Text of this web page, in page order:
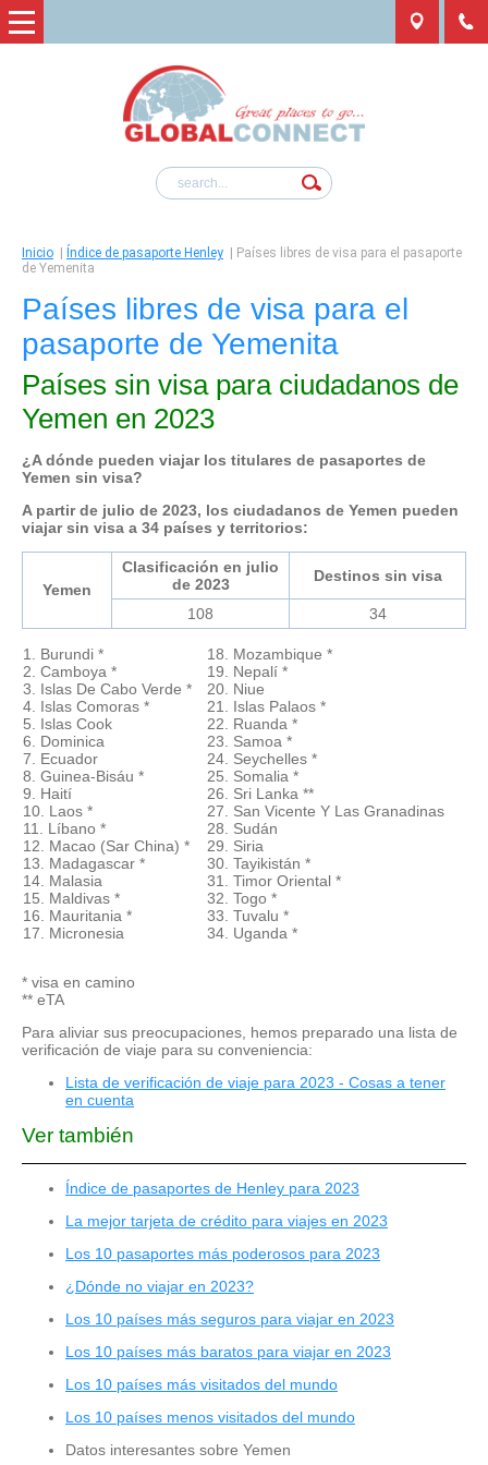
Inicio Índice de pasaporte Henley
Países libres de visa para el pasaporte
de Yemenita
Países libres de visa para el
pasaporte de Yemenita
Países sin visa para ciudadanos de
Yemen en 2023
¿A dónde pueden viajar los titulares de pasaportes de
Yemen sin visa?
A partir de julio de 2023, los ciudadanos de Yemen pueden
viajar sin visa a 34 países y territorios:
Yemen
Clasificación en julio
de 2023
Destinos sin visa
108 34
1. Burundi *
2. Camboya *
3. Islas De Cabo Verde *
4. Islas Comoras *
5. Islas Cook
6. Dominica
7. Ecuador
8. Guinea-Bisáu *
9. Haití
10. Laos *
11. Líbano *
12. Macao (Sar China) *
13. Madagascar *
14. Malasia
15. Maldivas *
16. Mauritania *
17. Micronesia
18. Mozambique *
19. Nepalí *
20. Niue
21. Islas Palaos *
22. Ruanda *
23. Samoa *
24. Seychelles *
25. Somalia *
26. Sri Lanka **
27. San Vicente Y Las Granadinas
28. Sudán
29. Siria
30. Tayikistán *
31. Timor Oriental *
32. Togo *
33. Tuvalu *
34. Uganda *
* visa en camino
** eTA
Para aliviar sus preocupaciones, hemos preparado una lista de
verificación de viaje para su conveniencia:
Lista de verificación de viaje para 2023 - Cosas a tener
en cuenta
Ver también
Índice de pasaportes de Henley para 2023
La mejor tarjeta de crédito para viajes en 2023
Los 10 pasaportes más poderosos para 2023
¿Dónde no viajar en 2023?
Los 10 países más seguros para viajar en 2023
Los 10 países más baratos para viajar en 2023
Los 10 países más visitados del mundo
Los 10 países menos visitados del mundo
Datos interesantes sobre Yemen